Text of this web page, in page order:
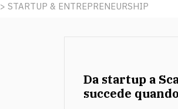
> STARTUP & ENTREPRENEURSHIP
Da startup a
succede